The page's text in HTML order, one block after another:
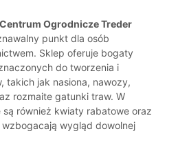
Centrum Ogrodnicze Treder
punkt dla osób
Sklep oferuje bogaty
do tworzenia i
takich jak nasiona, nawozy,
rozmaite gatunki traw. W
również kwiaty rabatowe oraz
wygląd dowolnej